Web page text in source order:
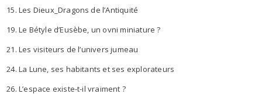
15. Les Dieux_Dragons de l’Antiquité
19. Le Bétyle d’Eusèbe, un ovni miniature ?
21. Les visiteurs de l’univers jumeau
24. La Lune, ses habitants et ses explorateurs
26. L’espace existe-t-il vraiment ?